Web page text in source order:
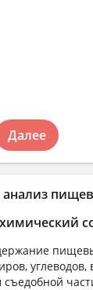
съедобной
Далее